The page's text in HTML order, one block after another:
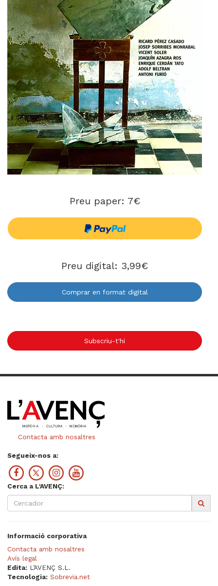
Preu paper: 7€
Preu digital: 3,99€
Comprar en format digital
Subscriu-t'hi
Contacta amb nosaltres
Segueix-nos a:
Cerca a L'AVENÇ:
Informació corporativa
Contacta amb nosaltres
Avís legal
Edita: L’AVENÇ S.L.
Tecnologia: Sobrevia.net